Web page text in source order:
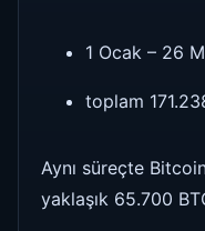
1 Ocak – 26
toplam
Aynı süreçte
yaklaşık 65.700